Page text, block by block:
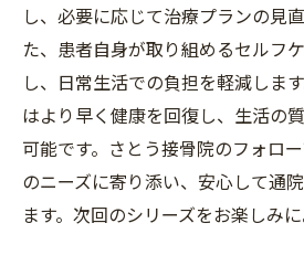
し、必要に応じて治療プランの見
た、患者自身が取り組めるセルフ
し、日常生活での負担を軽減しま
はより早く健康を回復し、生活の
可能です。さとう接骨院のフォロ
のニーズに寄り添い、安心して通
ます。次回のシリーズをお楽しみに